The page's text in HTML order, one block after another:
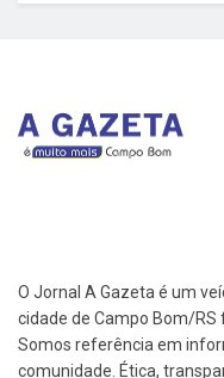
O Jornal A Gazeta é um
cidade de Campo Bom/
Somos referência em
comunidade. Ética,